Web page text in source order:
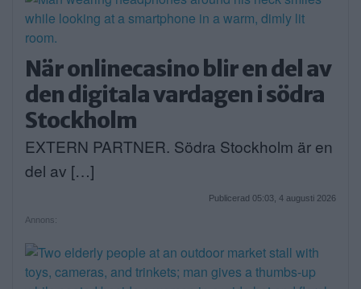
När onlinecasino blir en del av
den digitala vardagen i södra
Stockholm
EXTERN PARTNER. Södra Stockholm är en
del av […]
Publicerad 05:03, 4 augusti 2026
Annons: